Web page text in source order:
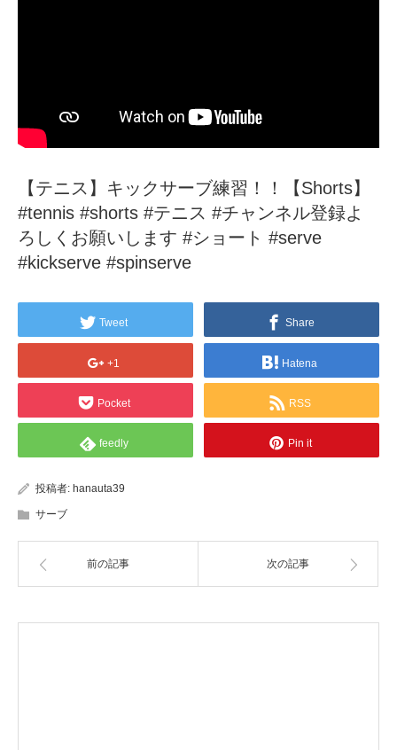
【テニス】キックサーブ練習！！【Shorts】
#tennis #shorts #テニス #チャンネル登録よ
ろしくお願いします #ショート #serve
#kickserve #spinserve
Tweet Share
+1 Hatena
Pocket RSS
feedly Pin it
投稿者: hanauta39
サーブ
前の記事 次の記事